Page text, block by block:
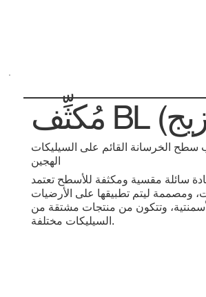
الخرسانة القائم على السيليكات
الهجين
سائلة مقسية ومكثفة للأسطح تعتمد
ومصممة ليتم تطبيقها على الأرضيات
وتتكون من منتجات مشتقة من
السيليكات مختلفة.